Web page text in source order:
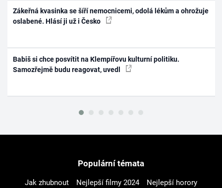
Zákeřná kvasinka se šíří nemocnicemi, odolá lékům a ohrožuje
oslabené. Hlásí ji už i Česko
Babiš si chce posvítit na Klempířovu kulturní politiku.
Samozřejmě budu reagovat, uvedl
Populární témata
Jak zhubnout Nejlepší filmy 2024
Nejlepší horory